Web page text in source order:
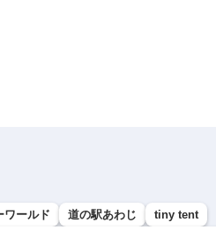
ワールド 道の駅あわじ
tiny tent